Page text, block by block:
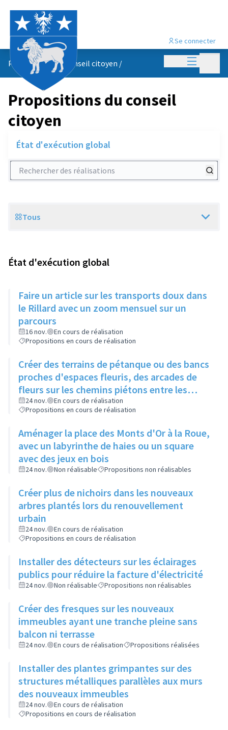
Menu
Se connecter
Propositions du conseil citoyen /
Propositions du conseil
citoyen
État d'exécution global
Rechercher des réalisations
Scope
Tous
État d'exécution global
Faire un article sur les transports doux dans
le Rillard avec un zoom mensuel sur un
parcours
16 nov.
En cours de réalisation
Propositions en cours de réalisation
Créer des terrains de pétanque ou des bancs
proches d'espaces fleuris, des arcades de
fleurs sur les chemins piétons entre les
immeubles
24 nov.
En cours de réalisation
Propositions en cours de réalisation
Aménager la place des Monts d'Or à la Roue,
avec un labyrinthe de haies ou un square
avec des jeux en bois
24 nov. Non réalisable Propositions non réalisables
Créer plus de nichoirs dans les nouveaux
arbres plantés lors du renouvellement
urbain
24 nov.
En cours de réalisation
Propositions en cours de réalisation
Installer des détecteurs sur les éclairages
publics pour réduire la facture d'électricité
24 nov. Non réalisable Propositions non réalisables
Créer des fresques sur les nouveaux
immeubles ayant une tranche pleine sans
balcon ni terrasse
24 nov. En cours de réalisation Propositions réalisées
Installer des plantes grimpantes sur des
structures métalliques parallèles aux murs
des nouveaux immeubles
24 nov.
En cours de réalisation
Propositions en cours de réalisation